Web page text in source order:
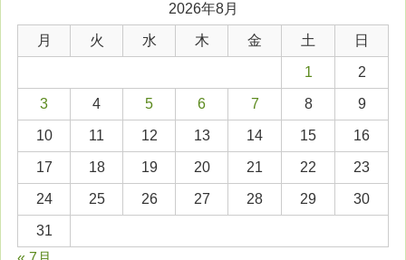
2026年8月
月 火 水 木 金 土 日
1 2
3 4 5 6 7 8 9
10 11 12 13 14 15 16
17 18 19 20 21 22 23
24 25 26 27 28 29 30
31